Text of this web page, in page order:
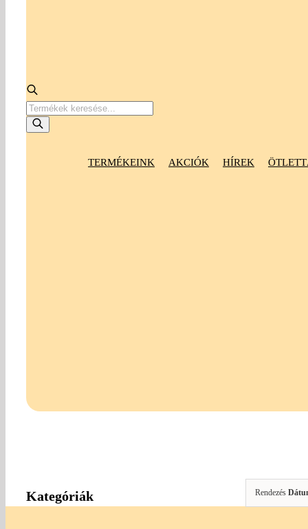
Products
search
TERMÉKEINK AKCIÓK HÍREK
Rendezés
Kategóriák